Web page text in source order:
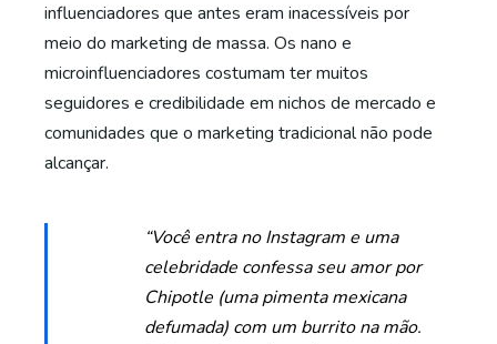
influenciadores que antes eram inacessíveis por
meio do marketing de massa. Os nano e
microinfluenciadores costumam ter muitos
seguidores e credibilidade em nichos de mercado e
comunidades que o marketing tradicional não pode
alcançar.
“Você entra no Instagram e uma
celebridade confessa seu amor por
Chipotle (uma pimenta mexicana
defumada) com um burrito na mão.